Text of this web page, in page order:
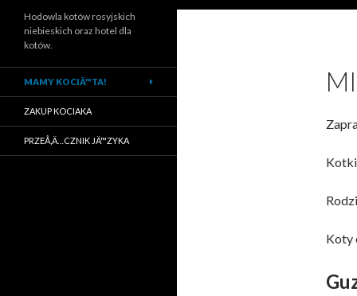
Kotki
Koty
Hodowla kotów rosyjskich
niebieskich oraz hotel dla
kotów.
MAMY KOCIÄ™TA!
ZAKUP KOCIAKA
PRZEÅ‚Ä…CZNIK JÄ™ZYKA